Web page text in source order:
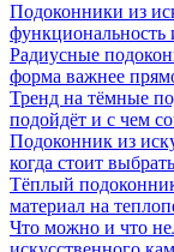
Подоконники из
функциональность
Радиусные
форма важнее
Тренд на тёмные
подойдёт и с чем
Подоконник из
когда стоит
Тёплый
материал на
Что можно и что